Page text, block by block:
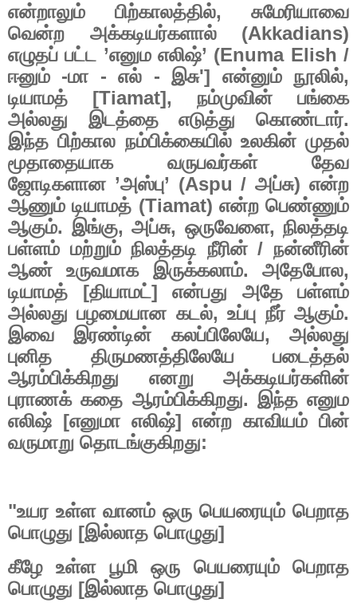
என்றாலும் பிற்காலத்தில், சுமேரியாவை
வென்ற
அக்கடியர்களால்(Akkadians)
எழுதப் பட்ட ’எனும எலிஷ்’ (Enuma Elish /
ஈனும் -மா -எல் -இசு'] என்னும் நூலில்,
டியாமத் [Tiamat], நம்முவின்
பங்கை
அல்லது
இடத்தை எடுத்து கொண்டார்.
இந்த பிற்கால நம்பிக்கையில் உலகின் முதல்
மூதாதையாக
வருபவர்கள்
தேவ
ஜோடிகளான ’அஸ்பு’ (Aspu /அப்சு)என்ற
ஆணும் டியாமத் (Tiamat) என்ற பெண்ணும்
ஆகும். இங்கு, அப்சு, ஒருவேளை, நிலத்தடி
பள்ளம் மற்றும் நிலத்தடி நீரின்/ நன்னீரின்
ஆண்
உருவமாக இருக்கலாம்.அதேபோல,
டியாமத் [தியாமட்] என்பது அதே
பள்ளம்
அல்லது பழமையான கடல்,உப்பு நீர் ஆகும்.
இவை
இரண்டின் கலப்பிலேயே,அல்லது
புனித
திருமணத்திலேயே
படைத்தல்
ஆரம்பிக்கிறது
எனறு
அக்கடியர்களின்
புராணக் கதை ஆரம்பிக்கிறது. இந்த எனும
எலிஷ் [எனுமா எலிஷ்]என்ற காவியம் பின்
வருமாறு தொடங்குகிறது:
"உயர உள்ள வானம் ஒரு பெயரையும் பெறாத
பொழுது [இல்லாத பொழுது]
கீழே
உள்ள பூமி ஒரு பெயரையும்
பெறாத
பொழுது [இல்லாத பொழுது]